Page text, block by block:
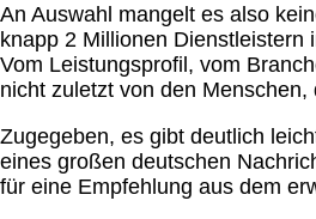
An Auswahl mangelt es also
knapp 2 Millionen Dienstleistern
Vom Leistungsprofil, vom
nicht zuletzt von den
Zugegeben, es gibt deutlich
eines großen deutschen
für eine Empfehlung aus dem